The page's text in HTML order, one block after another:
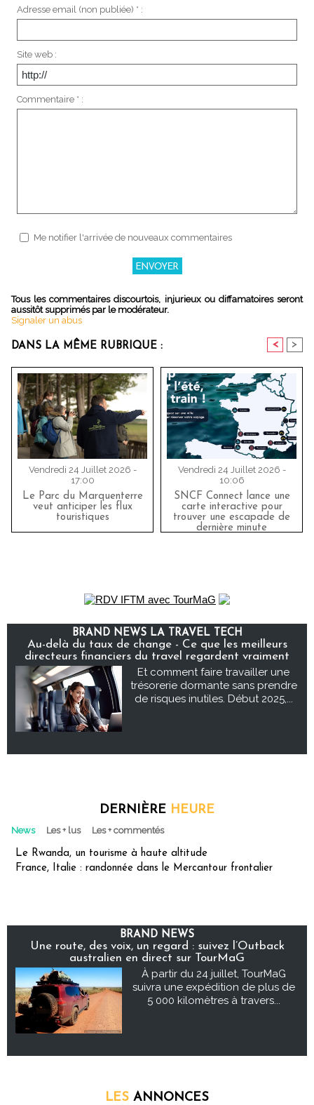
Adresse email (non publiée) * :
Site web :
Commentaire * :
Me notifier l'arrivée de nouveaux commentaires
Tous les commentaires discourtois, injurieux ou diffamatoires seront
aussitôt supprimés par le modérateur.
Signaler un abus
DANS LA MÊME RUBRIQUE : < >
Vendredi 24 Juillet 2026 -
17:00
Le Parc du Marquenterre
veut anticiper les flux
touristiques
Vendredi 24 Juillet 2026 -
10:06
SNCF Connect lance une
carte interactive pour
trouver une escapade de
dernière minute
BRAND NEWS LA TRAVEL TECH
Au-delà du taux de change - Ce que les meilleurs
directeurs financiers du travel regardent vraiment
Et comment faire travailler une
trésorerie dormante sans prendre
de risques inutiles. Début 2025,...
DERNIÈRE HEURE
News Les + lus Les + commentés
Le Rwanda, un tourisme à haute altitude
France, Italie : randonnée dans le Mercantour frontalier
BRAND NEWS
Une route, des voix, un regard : suivez l’Outback
australien en direct sur TourMaG
À partir du 24 juillet, TourMaG
suivra une expédition de plus de
5 000 kilomètres à travers...
LES ANNONCES